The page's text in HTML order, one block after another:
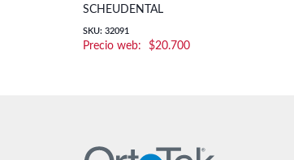
SCHEUDENTAL
SKU: 32091
$20.700